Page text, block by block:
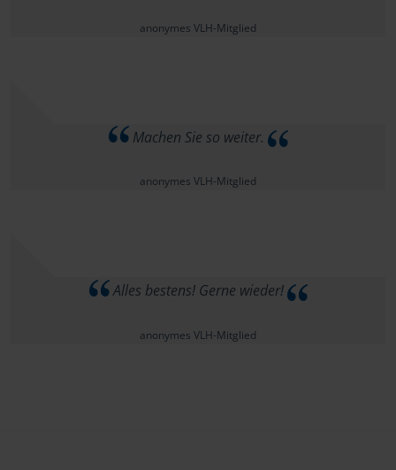
anonymes VLH-Mitglied
Machen Sie so weiter.
anonymes VLH-Mitglied
Alles bestens! Gerne wieder!
anonymes VLH-Mitglied